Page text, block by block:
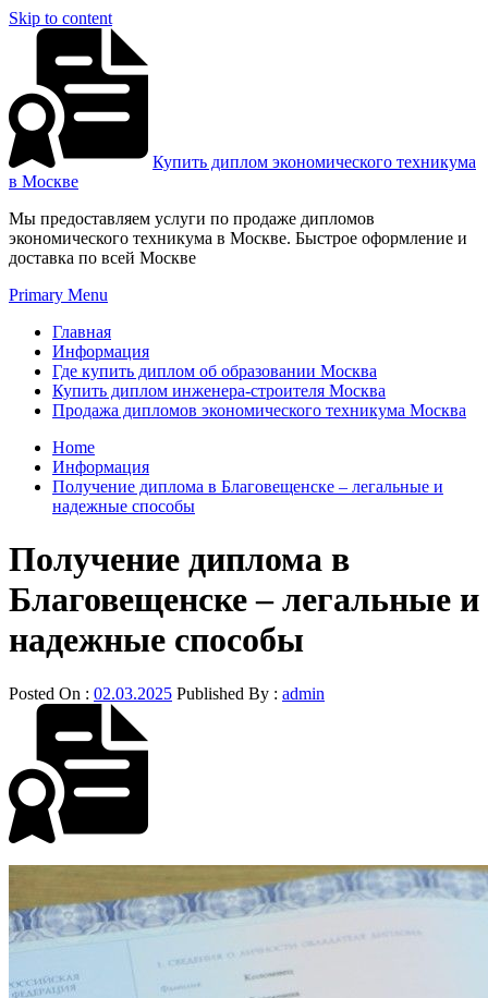
Skip to content
Купить диплом экономического техникума
в Москве
Мы предоставляем услуги по продаже дипломов
экономического техникума в Москве. Быстрое оформление и
доставка по всей Москве
Primary Menu
Главная
Информация
Где купить диплом об образовании Москва
Купить диплом инженера-строителя Москва
Продажа дипломов экономического техникума Москва
Home
Информация
Получение диплома в Благовещенске – легальные и
надежные способы
Получение диплома в
Благовещенске – легальные и
надежные способы
Posted On : 02.03.2025 Published By : admin